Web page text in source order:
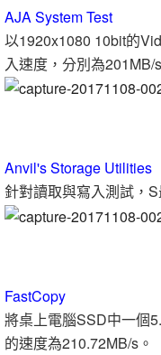
AJA System Test
以1920x1080 10bit的
入速度，分別為201MB/
Anvil's Storage Utilities
針對讀取與寫入測試，
FastCopy
將桌上電腦SSD中一個
的速度為210.72MB/s。